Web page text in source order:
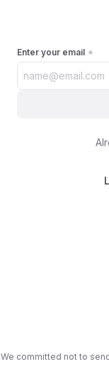
Enter your email
We committed not to